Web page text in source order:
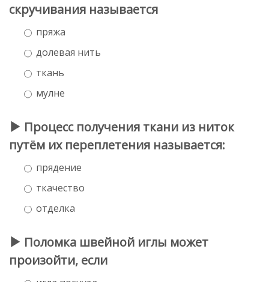
скручивания называется
пряжа
долевая нить
ткань
мулне
Процесс получения ткани из ниток
путём их переплетения называется:
прядение
ткачество
отделка
Поломка швейной иглы может
произойти, если